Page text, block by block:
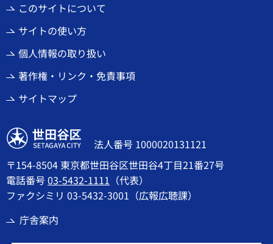
このサイトについて
サイトの使い方
個人情報の取り扱い
著作権・リンク・免責事項
サイトマップ
世田谷区
法人番号 1000020131121
〒154-8504 東京都世田谷区世田谷4丁目21番27号
電話番号03-5432-1111 （代表）
ファクシミリ 03-5432-3001（広報広聴課）
庁舎案内